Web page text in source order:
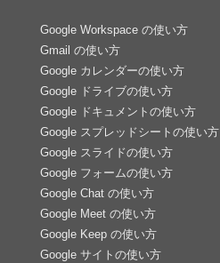
Google Workspace の使い方
Gmail の使い方
Google カレンダーの使い方
Google ドライブの使い方
Google ドキュメントの使い方
Google スプレッドシートの使い方
Google スライドの使い方
Google フォームの使い方
Google Chat の使い方
Google Meet の使い方
Google Keep の使い方
Google サイトの使い方